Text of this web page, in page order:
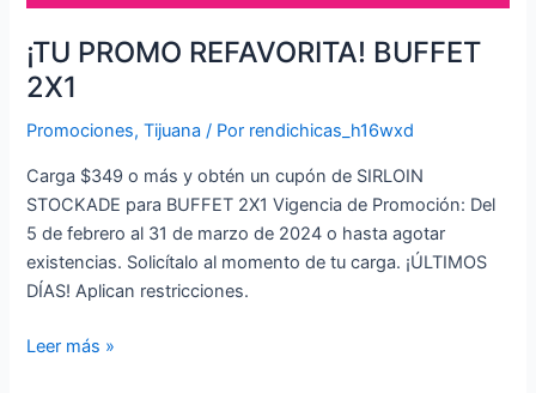
¡TU PROMO REFAVORITA! BUFFET
2X1
Promociones,Tijuana / Por rendichicas_h16wxd
Carga $349 o más y obtén un cupón de SIRLOIN
STOCKADE para BUFFET 2X1 Vigencia de Promoción: Del
5 de febrero al 31 de marzo de 2024 o hasta agotar
existencias. Solicítalo al momento de tu carga. ¡ÚLTIMOS
DÍAS! Aplican restricciones.
Leer más »